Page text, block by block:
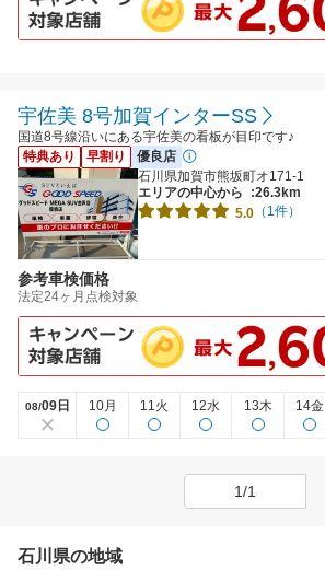
宇佐美 8号加賀インターSS
国道8号線沿いにある宇佐美の看板が目印です♪
特典あり
早割り
優良店
石川県加賀市熊坂町オ171-1
エリアの中心から
:26.3km
5.0 （1件）
参考車検価格
法定24ヶ月点検対象
08/09日 10月 11火 12水 13木 14金
1/1
石川県の地域